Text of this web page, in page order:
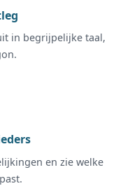
in begrijpelijke taal,
en zie welke